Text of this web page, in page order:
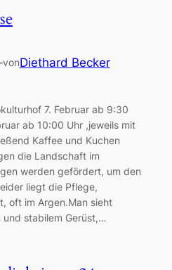
vonDiethard Becker
7. Februar ab 9:30
ab 10:00 Uhr ,jeweils mit
Kaffee und Kuchen
die Landschaft im
werden gefördert, um den
liegt die Pflege,
oft im Argen.Man sieht
und stabilem Gerüst,…